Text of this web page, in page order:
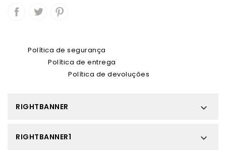
Política de segurança
Política de entrega
Política de devoluções
RIGHTBANNER 
RIGHTBANNER1 